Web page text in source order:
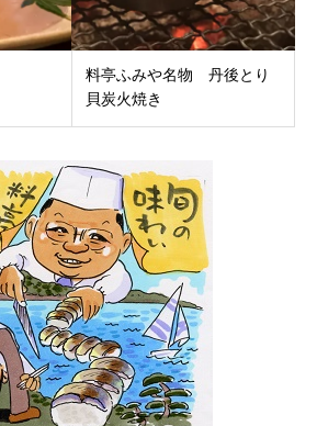
料亭ふみや名物 丹後とり
貝炭火焼き